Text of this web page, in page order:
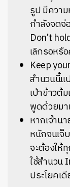
รูป มีควา
กำลังจดจ่
Don’t
เลิกรอหรื
Keep
สำนวนนี้แ
เป่าข้าวต้
พูดด้วยมา
หากเจ้าน
หนักจนเจ็
จะต้องให้
ใช้สำนวน
ประโยคเ